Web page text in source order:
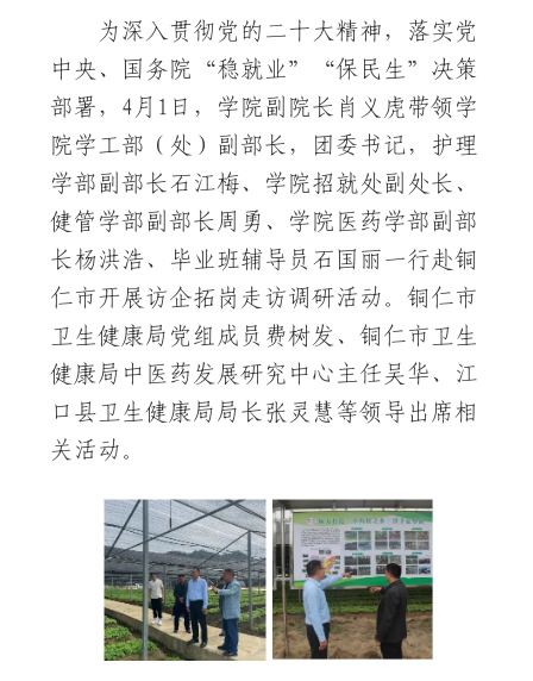
为深入贯彻党的二十大精神，落实党
中央、国务院“稳就业”“保民生”决策
部署，4月1日，学院副院长肖义虎带领学
院学工部（处）副部长，团委书记，护理
学部副部长石江梅、学院招就处副处长、
健管学部副部长周勇、学院医药学部副部
长杨洪浩、毕业班辅导员石国丽一行赴铜
仁市开展访企拓岗走访调研活动。铜仁市
卫生健康局党组成员费树发、铜仁市卫生
健康局中医药发展研究中心主任吴华、江
口县卫生健康局局长张灵慧等领导出席相
关活动。